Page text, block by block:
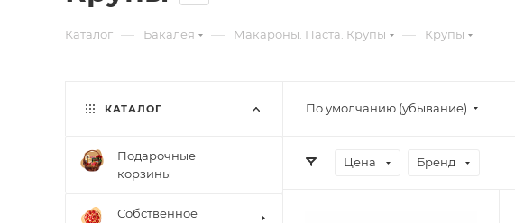
Каталог — Бакалея — Макароны. Паста. Крупы — Крупы
По умолчанию (убывание)
Цена Бренд
КАТАЛОГ
Подарочные
корзины
Собственное